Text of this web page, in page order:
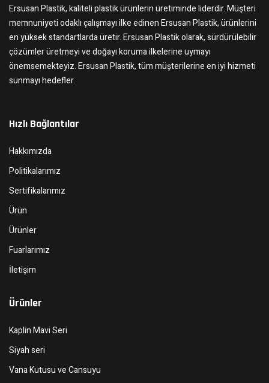
Ersusan Plastik, kaliteli plastik ürünlerin üretiminde liderdir. Müşteri
memnuniyeti odaklı çalışmayı ilke edinen Ersusan Plastik, ürünlerini
en yüksek standartlarda üretir. Ersusan Plastik olarak, sürdürülebilir
çözümler üretmeyi ve doğayı koruma ilkelerine uymayı
önemsemekteyiz. Ersusan Plastik, tüm müşterilerine en iyi hizmeti
sunmayı hedefler.
Hızlı Bağlantılar
Hakkımızda
Politikalarımız
Sertifikalarımız
Ürün
Ürünler
Fuarlarımız
İletişim
Ürünler
Kaplin Mavi Seri
Siyah seri
Vana Kutusu ve Cansuyu